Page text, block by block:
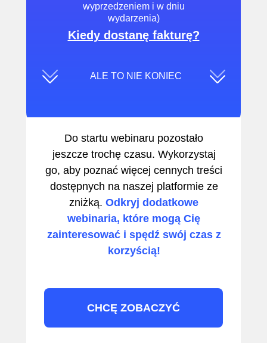
wyprzedzeniem i w dniu
wydarzenia)
Kiedy dostanę fakturę?
ALE TO NIE KONIEC
Do startu webinaru pozostało
jeszcze trochę czasu. Wykorzystaj
go, aby poznać więcej cennych treści
dostępnych na naszej platformie ze
zniżką. Odkryj dodatkowe
webinaria, które mogą Cię
zainteresować i spędź swój czas z
korzyścią!
CHCĘ ZOBACZYĆ